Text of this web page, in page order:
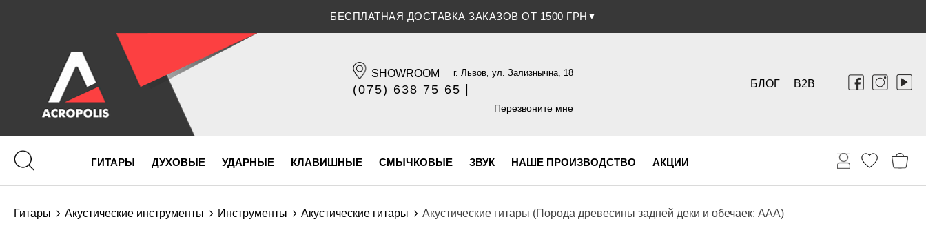
БЕСПЛАТНАЯ ДОСТАВКА ЗАКАЗОВ ОТ 1500 ГРН ▼
SHOWROOM г. Львов, ул. Зализнычна, 18
(075) 638 75 65
(096) 609 84 32
Перезвоните мне
B2B
БЛОГ
ГИТАРЫ ДУХОВЫЕ УДАРНЫЕ КЛАВИШНЫЕ СМЫЧКОВЫЕ ЗВУК НАШЕ ПРОИЗВОДСТВО АКЦИИ
Гитары Акустические инструменты Инструменты Акустические гитары Акустические гитары (Порода древесины задней деки и обечаек: AAA)